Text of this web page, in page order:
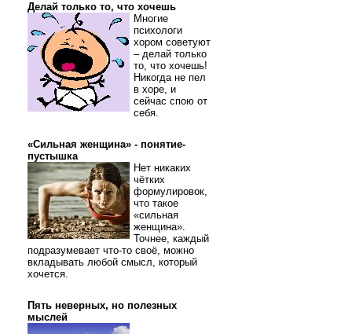
Делай только то, что хочешь
Многие
психологи
хором советуют
– делай только
то, что хочешь!
Никогда не пел
в хоре, и
сейчас спою от
себя.
«Сильная женщина» - понятие-
пустышка
Нет никаких
чётких
формулировок,
что такое
«сильная
женщина».
Точнее, каждый
подразумевает что-то своё, можно
вкладывать любой смысл, который
хочется.
Пять неверных, но полезных
мыслей